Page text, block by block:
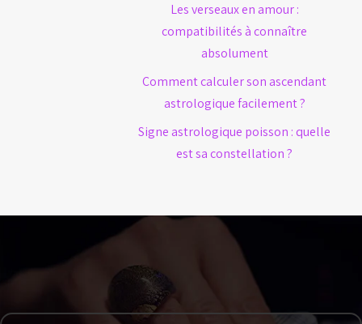
Les verseaux en amour :
compatibilités à connaître
absolument
Comment calculer son ascendant
astrologique facilement ?
Signe astrologique poisson : quelle
est sa constellation ?